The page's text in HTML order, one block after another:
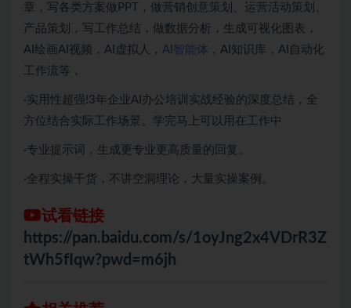
章，写各类方案做PPT，做营销创意策划、运营活动策划、
产品策划，写工作总结，做数据分析，生成可视化图表，
AI绘画AI视频，AI虚拟人， AI智能体 ，AI知识库，AI自动化
工作流等，
·实用性超强!3年企业AI办公培训实战经验的深度总结，全
方位结合实际工作场景。学完马上可以用在工作中
·专业提示词，生成更专业更高质量的回复。
·全程实操干货，不讲空洞理论，大量实操案例。
试看链接
https://pan.baidu.com/s/1oyJng2x4VDrR3Z
tWh5fIqw?pwd=m6jh